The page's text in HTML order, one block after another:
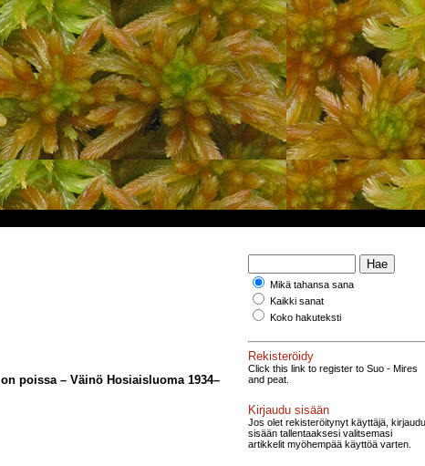
poissa – Väinö Hosiaisluoma 1934–
Mikä tahansa sana
Kaikki sanat
Koko hakuteksti
Rekisteröidy
Click this link to register to Suo - Mires
and peat.
Kirjaudu sisään
Jos olet rekisteröitynyt käyttäjä, kirjaudu
sisään tallentaaksesi valitsemasi
artikkelit myöhempää käyttöä varten.